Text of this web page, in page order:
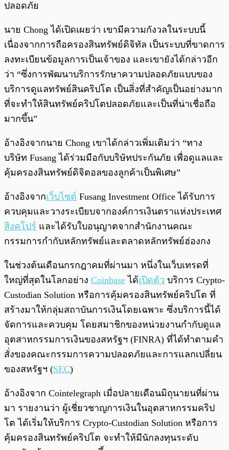
ปลอดภัย
นาย Chong ได้เปิดเผยว่า เขามีความกังวลในระบบนี้
เนื่องจากการถือครองสินทรัพย์ดิจิทัล เป็นระบบที่ขาดการ
ลงทะเบียนข้อมูลการเป็นเจ้าของ และเขายังได้กล่าวอีก
ว่า “ซึ่งการพัฒนาบริการรักษาความปลอดภัยแบบของ
บริการดูแลทรัพย์สินคริปโต เป็นสิ่งที่สำคัญเป็นอย่างมาก
ที่จะทำให้สินทรัพย์คริปโตปลอดภัยและเป็นที่น่าเชื่อถือ
มากขึ้น”
อ้างอิงจากนาย Chong เขาได้กล่าวเพิ่มเติมว่า “ทาง
บริษัท Fusang ได้ร่วมมือกับบริษัทประกันภัย เพื่อดูแลและ
คุ้มครองสินทรัพย์ดิจิตอลของลูกค้าเป็นพิเศษ”
อ้างอิงจากเว็บไซต์ Fusang Investment Office ได้รับการ
ควบคุมและวางระเบียบจากองค์การเงินตราแห่งประเทศ
สิงคโปร์ และได้รับใบอนุญาตจากสำนักงานคณะ
กรรมการกำกับหลักทรัพย์และตลาดหลักทรัพย์ฮ่องกง
ในช่วงต้นเดือนกรกฎาคมที่ผ่านมา หนึ่งในเว็บเทรดที่
ใหญ่ที่สุดในโลกอย่าง Coinbase ได้เปิดตัว บริการ Crypto-
Custodian Solution หรือการคุ้มครองสินทรัพย์คริปโต ที่
สร้างมาให้กลุ่มสถาบันการเงินโดยเฉพาะ ซึ่งบริการนี้ได้
จัดการและควบคุม โดยสมาชิกของหน่วยงานกำกับดูแล
อุตสาหกรรมการเงินของสหรัฐฯ (FINRA) ที่ได้ทำตามคำ
สั่งของคณะกรรมการความปลอดภัยและการแลกเปลี่ยน
ของสหรัฐฯ (SEC)
อ้างอิงจาก Cointelegraph เมื่อปลายเดือนมิถุนายนที่ผ่าน
มา รายงานว่า ผู้เชี่ยวชาญการเงินในอุตสาหกรรมคริป
โต ได้เริ่มให้บริการ Crypto-Custodian Solution หรือการ
คุ้มครองสินทรัพย์คริปโต จะทำให้มีนักลงทุนระดับ